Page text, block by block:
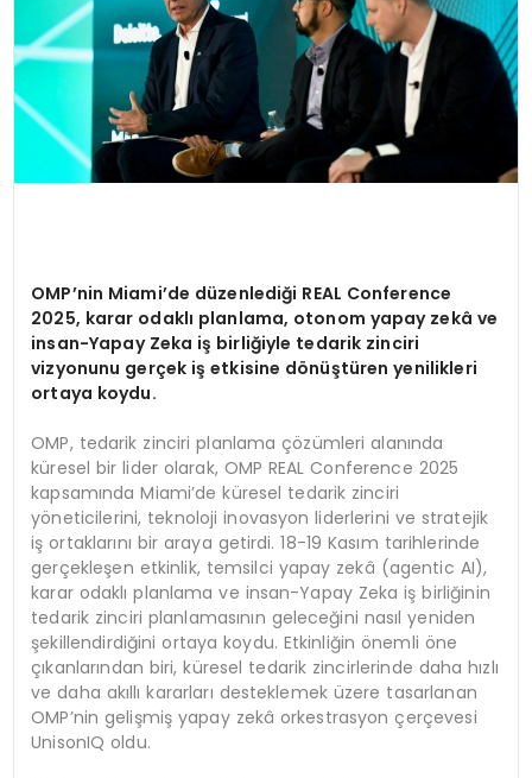
OMP’nin Miami’de düzenlediği REAL Conference
2025, karar odaklı planlama, otonom yapay zekâ ve
insan-Yapay Zeka iş birliğiyle tedarik zinciri
vizyonunu gerçek iş etkisine dönüştüren yenilikleri
ortaya koydu.
OMP, tedarik zinciri planlama çözümleri alanında
küresel bir lider olarak, OMP REAL Conference 2025
kapsamında Miami’de küresel tedarik zinciri
yöneticilerini, teknoloji inovasyon liderlerini ve stratejik
iş ortaklarını bir araya getirdi. 18-19 Kasım tarihlerinde
gerçekleşen etkinlik, temsilci yapay zekâ (agentic AI),
karar odaklı planlama ve insan-Yapay Zeka iş birliğinin
tedarik zinciri planlamasının geleceğini nasıl yeniden
şekillendirdiğini ortaya koydu. Etkinliğin önemli öne
çıkanlarından biri, küresel tedarik zincirlerinde daha hızlı
ve daha akıllı kararları desteklemek üzere tasarlanan
OMP’nin gelişmiş yapay zekâ orkestrasyon çerçevesi
UnisonIQ oldu.